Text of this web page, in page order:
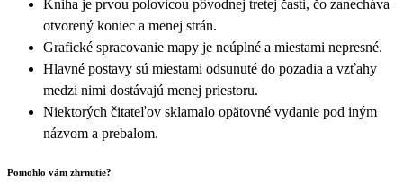
Kniha je prvou polovicou pôvodnej tretej časti, čo zanecháva
otvorený koniec a menej strán.
Grafické spracovanie mapy je neúplné a miestami nepresné.
Hlavné postavy sú miestami odsunuté do pozadia a vzťahy
medzi nimi dostávajú menej priestoru.
Niektorých čitateľov sklamalo opätovné vydanie pod iným
názvom a prebalom.
Pomohlo vám zhrnutie?